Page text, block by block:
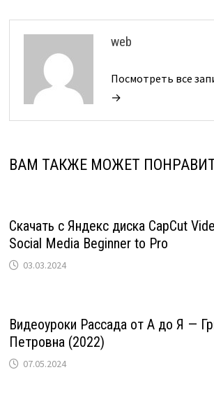
web
Посмотреть все
→
ВАМ ТАКЖЕ МОЖЕТ
Скачать с Яндекс диска CapCut
Social Media Beginner to Pro
03.03.2024
Видеоуроки Рассада от А до Я —
Петровна (2022)
07.05.2024